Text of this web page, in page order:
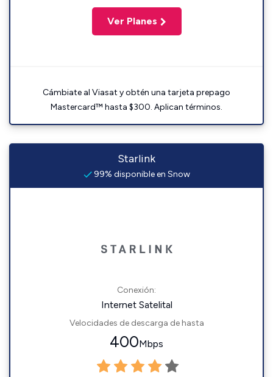
Ver Planes
Cámbiate al Viasat y obtén una tarjeta prepago
Mastercard™ hasta $300. Aplican términos.
Starlink
99% disponible en Snow
Conexión:
Internet Satelital
Velocidades de descarga de hasta
400Mbps